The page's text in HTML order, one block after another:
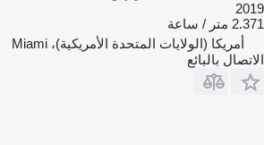
2019
2.371 متر / ساعة
أمريكا (الولايات المتحدة الأمريكية)، Miami
الاتصال بالبائع